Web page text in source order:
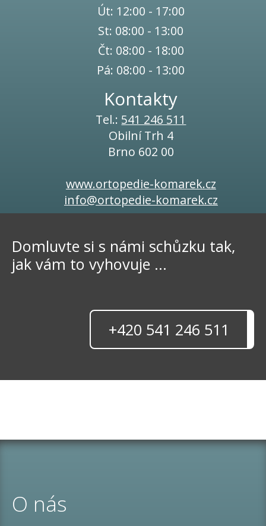
Út: 12:00 - 17:00
St: 08:00 - 13:00
Čt: 08:00 - 18:00
Pá: 08:00 - 13:00
Kontakty
Tel.: 541 246 511
Obilní Trh 4
Brno 602 00
www.ortopedie-komarek.cz
info@ortopedie-komarek.cz
Domluvte si s námi schůzku tak,
jak vám to vyhovuje ...
+420 541 246 511
O nás